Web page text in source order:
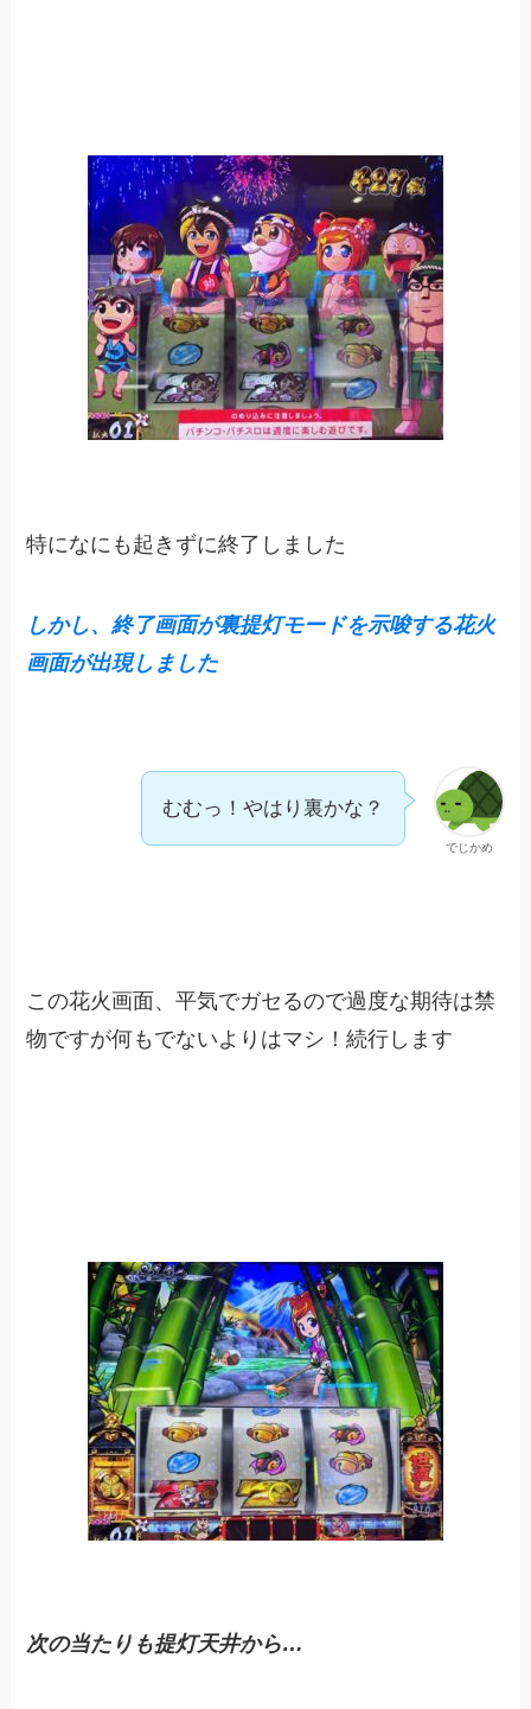
特になにも起きずに終了しました
しかし、終了画面が裏提灯モードを示唆する花火
画面が出現しました
でじかめ
むむっ！やはり裏かな？
この花火画面、平気でガセるので過度な期待は禁
物ですが何もでないよりはマシ！続行します
次の当たりも提灯天井から…